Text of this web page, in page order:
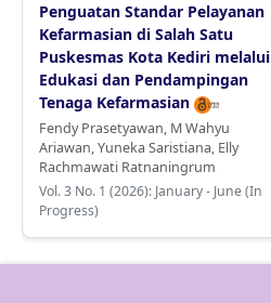
Penguatan Standar Pelayanan
Kefarmasian di Salah Satu
Puskesmas Kota Kediri melalui
Edukasi dan Pendampingan
Tenaga Kefarmasian
Fendy Prasetyawan, M Wahyu
Ariawan,Yuneka Saristiana, Elly
Rachmawati Ratnaningrum
Vol. 3 No. 1 (2026): January - June (In
Progress)